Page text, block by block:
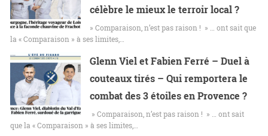
célèbre le mieux le terroir local ?
» Comparaison, n’est pas raison ! » … ont sait que
la « Comparaison » à ses limites,…
Glenn Viel et Fabien Ferré – Duel à
couteaux tirés – Qui remportera le
combat des 3 étoiles en Provence ?
» Comparaison, n’est pas raison ! » … ont sait
que la « Comparaison » à ses limites,…